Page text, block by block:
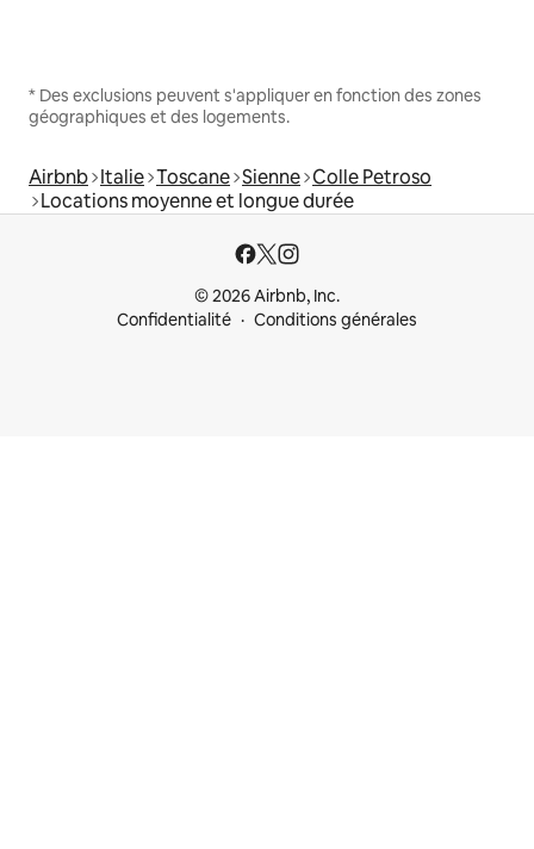
* Des exclusions peuvent s'appliquer en fonction des zones
géographiques et des logements.
Airbnb Italie Toscane Sienne Colle Petroso
Locations moyenne et longue durée
© 2026 Airbnb, Inc.
Confidentialité
Conditions générales